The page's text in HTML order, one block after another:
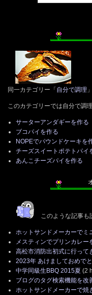
同一カテゴリー「自分で調理
このカテゴリーでは自分で調
サーターアンダギーを作る
ブコパイを作る
NOPEでパウンドケーキを
チーズスイートポテトパイ
あんこチーズパイを作る
このような記事
ホットサンドメーカーでミ
メスティンでプリンカレー
高松市消防出初式に行って
2023年 あけましておめで
中学同級生BBQ 2015夏 (2
ブログのタグ検索機能を改
ホットサンドメーカーで焼